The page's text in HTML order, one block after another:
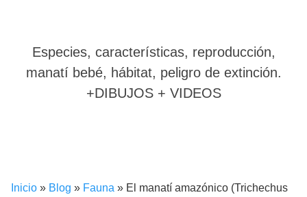
Especies, características, reproducción,
manatí bebé, hábitat, peligro de extinción.
+DIBUJOS + VIDEOS
Inicio » Blog » Fauna » El manatí amazónico (Trichechus